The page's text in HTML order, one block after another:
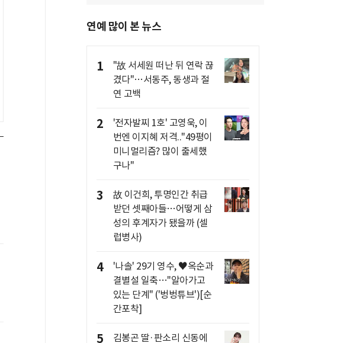
연예 많이 본 뉴스
1
"故 서세원 떠난 뒤 연락 끊
겼다"…서동주, 동생과 절
연 고백
2
'전자발찌 1호' 고영욱, 이
번엔 이지혜 저격.."49평이
미니멀리즘? 많이 출세했
구나"
3
故 이건희, 투명인간 취급
받던 셋째아들…어떻게 삼
성의 후계자가 됐을까 (셀
럽병사)
4
'나솔' 29기 영수, ♥옥순과
결별설 일축…"알아가고
있는 단계" ('벙벙튜브')[순
간포착]
5 김봉곤 딸·판소리 신동에